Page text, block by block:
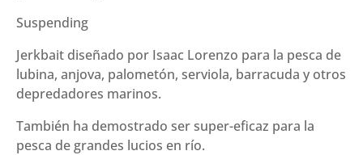
Minnow
(185
mm
32
g)
cantidad
Suspending
Jerkbait diseñado por Isaac Lorenzo para la pesca de
lubina, anjova, palometón, serviola, barracuda y otros
depredadores marinos.
También ha demostrado ser super-eficaz para la
pesca de grandes lucios en río.